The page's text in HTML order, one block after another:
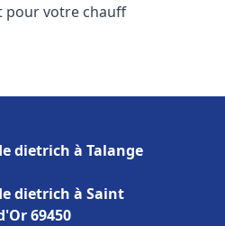
pour votre chauff
dietrich à Talange
dietrich à Saint
69450